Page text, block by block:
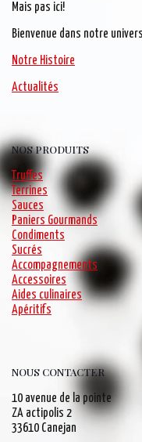
Mais pas ici!
Bienvenue dans notre
Notre Histoire
Actualités
NOS PRODUITS
Truffes
Terrines
Sauces
Paniers Gourmands
Condiments
Sucrés
Accompagnements
Accessoires
Aides culinaires
Apéritifs
NOUS CONTACTER
10 avenue de la pointe
ZA actipolis 2
33610 Canejan